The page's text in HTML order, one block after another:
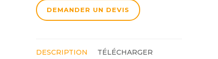
DEMANDER UN DEVIS
DESCRIPTION TÉLÉCHARGER